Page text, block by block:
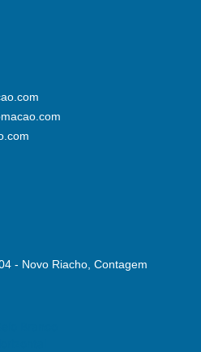
- Novo Riacho, Contagem